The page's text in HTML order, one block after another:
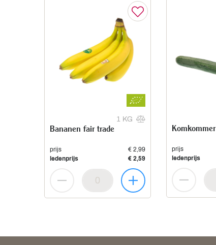
1 KG
Bananen fair trade
prijs
€ 2,99
ledenprijs
€ 2,59
Komkommer
prijs
ledenprijs